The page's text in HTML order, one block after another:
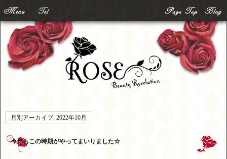
月別アーカイブ: 2022年10月
今年もこの時期がやってまいりました☆